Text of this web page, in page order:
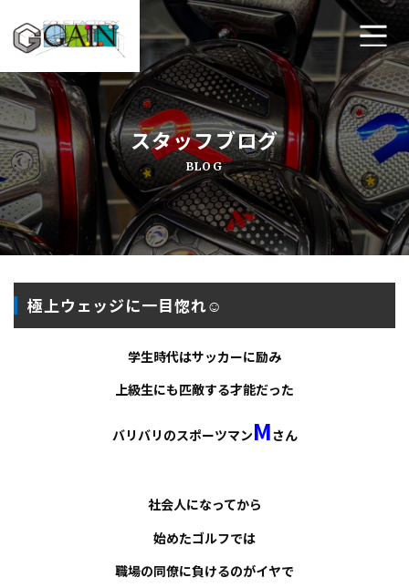
ホーム
ゴルフ工房ゲインについて
工房メニュー
アクセス・店舗案内
よくあるご質問
スタッフブログ
BLOG
極上ウェッジに一目惚れ☺︎
学生時代はサッカーに励み
上級生にも匹敵する才能だった
バリバリのスポーツマンMさん
社会人になってから
始めたゴルフでは
職場の同僚に負けるのがイヤで